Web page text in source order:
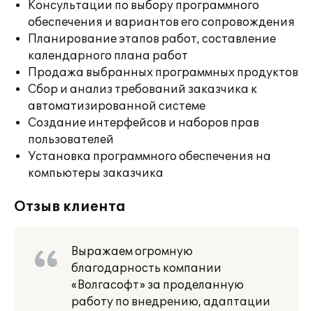
Консультации по выбору программного
обеспечения и вариантов его сопровождения
Планирование этапов работ, составление
календарного плана работ
Продажа выбранных программных продуктов
Сбор и анализ требований заказчика к
автоматизированной системе
Создание интерфейсов и наборов прав
пользователей
Установка программного обеспечения на
компьютеры заказчика
Отзыв клиента
Выражаем огромную
благодарность компании
«Волгасофт» за проделанную
работу по внедрению, адаптации